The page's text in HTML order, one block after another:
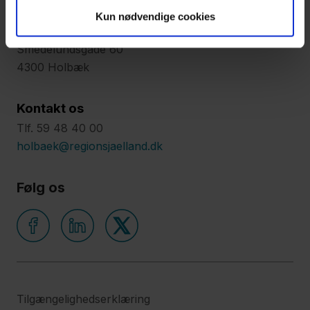
Kun nødvendige cookies
Holbæk Sygehus,
Smedelundsgade 60
4300 Holbæk
Kontakt os
Tlf. 59 48 40 00
holbaek@regionsjaelland.dk
Følg os
Tilgængelighedserklæring